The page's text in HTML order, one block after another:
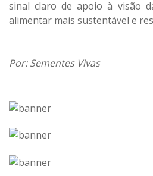
sinal claro de apoio à visão
alimentar mais sustentável e
Por: Sementes Vivas